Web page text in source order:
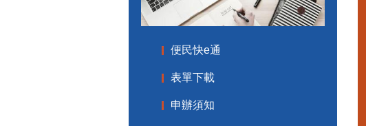
便民快e通
表單下載
申辦須知